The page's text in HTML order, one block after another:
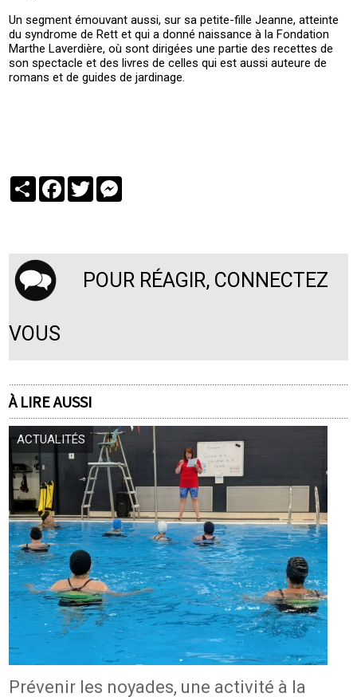
Un segment émouvant aussi, sur sa petite-fille Jeanne, atteinte
du syndrome de Rett et qui a donné naissance à la Fondation
Marthe Laverdière, où sont dirigées une partie des recettes de
son spectacle et des livres de celles qui est aussi auteure de
romans et de guides de jardinage.
PartagerFacebook
Twitter
POUR RÉAGIR, CONNECTEZ
VOUS
À LIRE AUSSI
ACTUALITÉS
Prévenir les noyades, une activité à la